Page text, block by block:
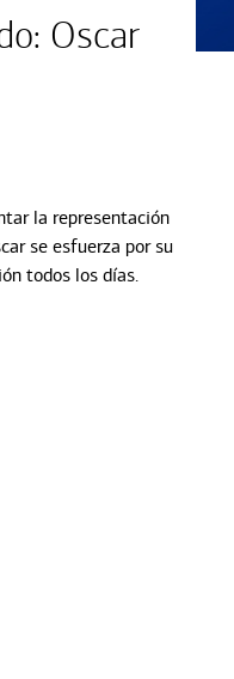
Oscar
la representación
se esfuerza por su
todos los días.